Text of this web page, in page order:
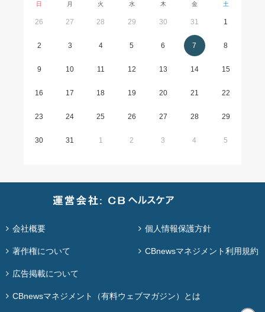
日 月 火 水 木 金 土
26 27 28 29 30 31 1
2 3 4 5 6 7 8
9 10 11 12 13 14 15
16 17 18 19 20 21 22
23 24 25 26 27 28 29
30 31 1 2 3 4 5
会社概要 個人情報保護方針
著作権について CBnewsマネジメント利用規約
広告掲載について
CBnewsマネジメント（有料ウェブマガジン）とは